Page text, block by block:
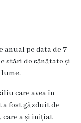
anual pe data de 7
stări de sănătate și
lume.
care avea în
a fost găzduit de
care a și inițiat